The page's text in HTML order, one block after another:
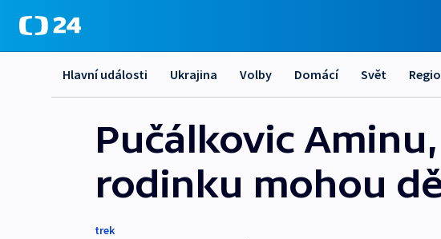
Hlavní události Ukrajina Volby Domácí Svět
Pučálkovic
rodinku mohou
trek